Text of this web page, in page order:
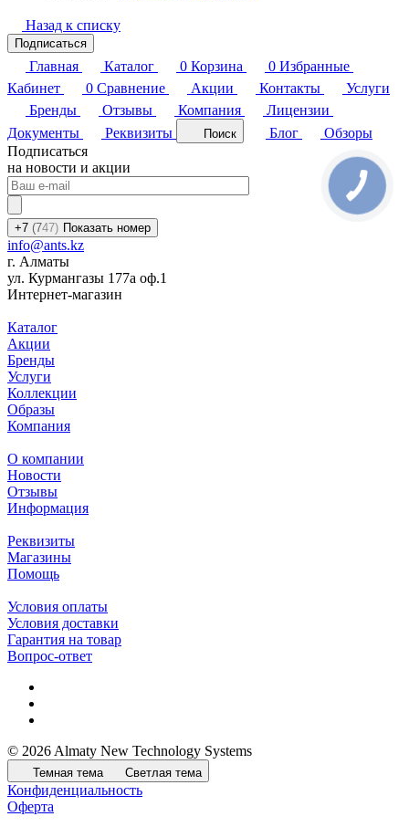
Назад к списку
Подписаться
Главная Каталог 0 Корзина 0 Избранные
Кабинет
0 Сравнение Акции Контакты
Услуги
Бренды
Отзывы Компания
Лицензии
Документы
Реквизиты Поиск Блог
Обзоры
Подписаться
на новости и акции
+7 (747) Показать номер
info@ants.kz
г. Алматы
ул. Курмангазы 177а оф.1
Интернет-магазин
Каталог
Акции
Бренды
Услуги
Коллекции
Образы
Компания
О компании
Новости
Отзывы
Информация
Реквизиты
Магазины
Помощь
Условия оплаты
Условия доставки
Гарантия на товар
Вопрос-ответ
© 2026 Almaty New Technology Systems
Темная тема Светлая тема
Конфиденциальность
Оферта